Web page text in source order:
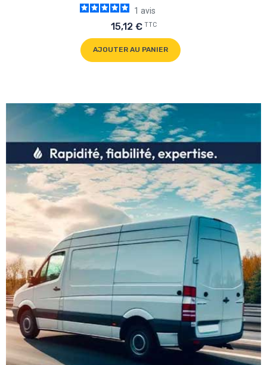
1 avis
15,12 € TTC
AJOUTER AU PANIER